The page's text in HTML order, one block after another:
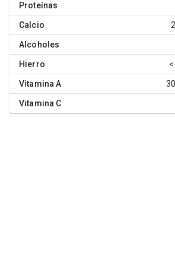
Proteínas
Calcio
Alcoholes
Hierro
Vitamina A
Vitamina C